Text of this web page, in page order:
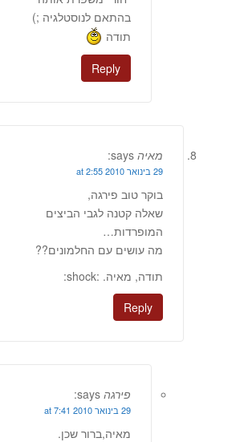
בהתאם לנוסטלגיה ;)
תודה
Reply
מאיה says:
29 בינואר 2010 at 2:55
בוקר טוב פירגה,
שאלה קטנה לגבי הביצים
המופרדות…
מה עושים עם החלמונים??
תודה, מאיה. :shock:
Reply
פירגה says:
29 בינואר 2010 at 7:41
מאיה,ברור שכן.